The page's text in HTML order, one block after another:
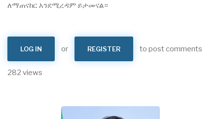
ለማጠናከር እንደሚረዳም ይታመናል።
LOG IN or REGISTER to post comments
282 views